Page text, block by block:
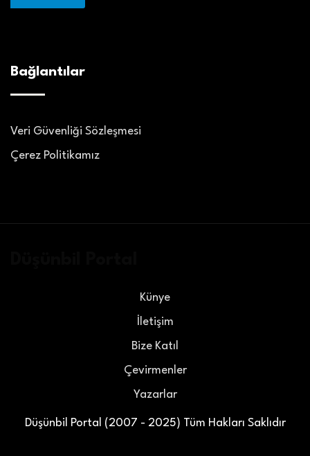
Bağlantılar
Veri Güvenliği Sözleşmesi
Çerez Politikamız
Düşünbil Portal (2007 - 2025) Tüm Hakları Saklıdır
Künye
İletişim
Bize Katıl
Çevirmenler
Yazarlar